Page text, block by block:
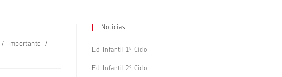
/ Importante
/
Noticias
Ed. Infantil 1º Ciclo
Ed. Infantil 2º Ciclo